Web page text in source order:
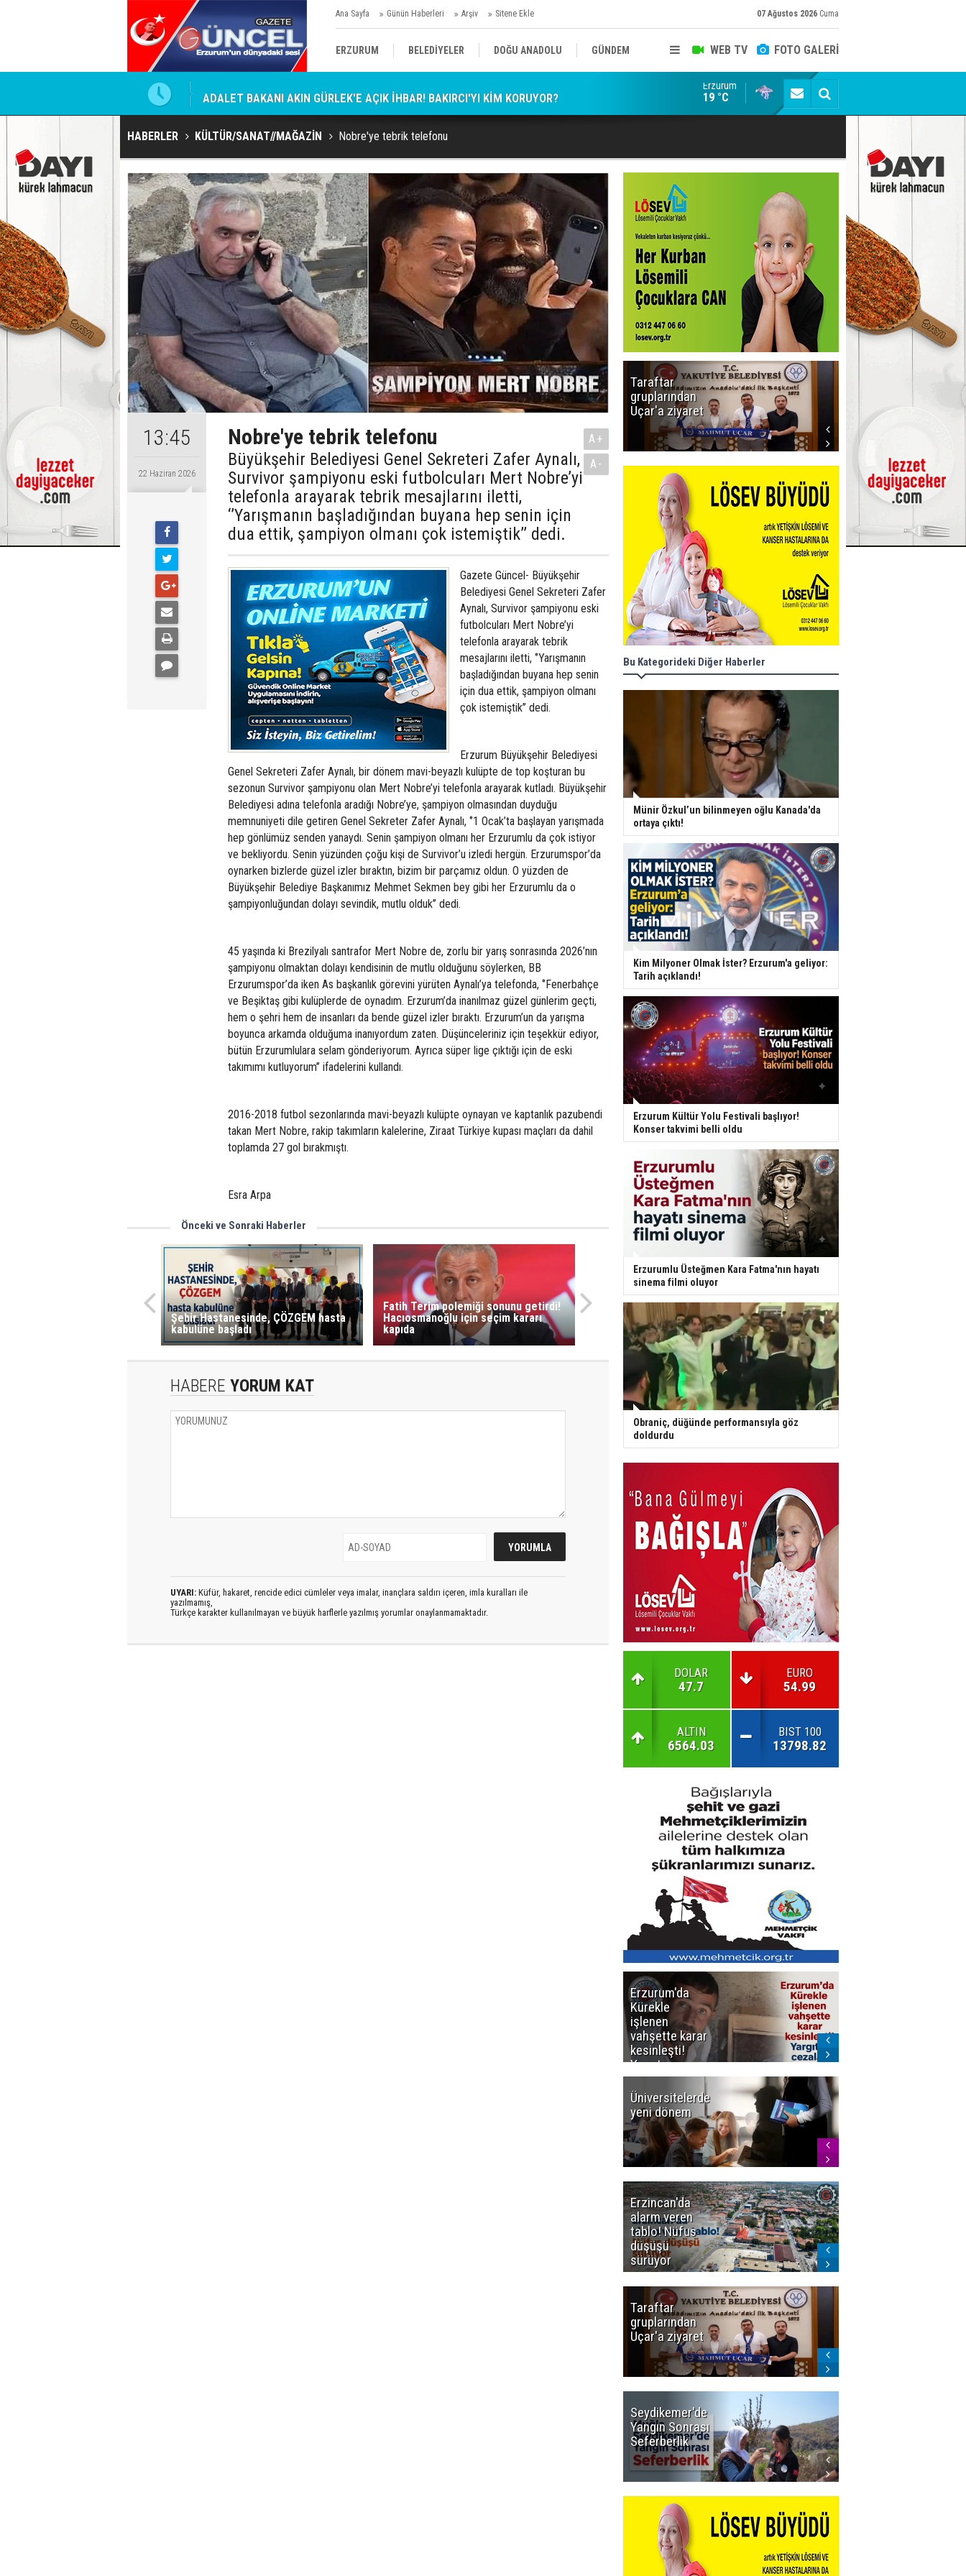
Ana Sayfa Günün Haberleri Arşiv Sitene Ekle 07 Ağustos 2026 Cuma
WEB TV FOTO GALERİ
ERZURUM BELEDİYELER DOĞU ANADOLU GÜNDEM
SİYASET AFAD/ SAVAŞ SPOR
KÜLTÜR/SANAT//MAĞAZİN
ADALET BAKANI AKIN GÜRLEK'E AÇIK İHBAR! BAKIRCI'YI KİM KORUYOR? Bala İkra'ya el uzatma zamanı: Sen de umut ol...
Erzurum
19 °C
HABERLER KÜLTÜR/SANAT//MAĞAZİN Nobre'ye tebrik telefonu
13:45
22 Haziran 2026
Nobre'ye tebrik telefonu
Büyükşehir Belediyesi Genel Sekreteri Zafer Aynalı,
Survivor şampiyonu eski futbolcuları Mert Nobre’yi
telefonla arayarak tebrik mesajlarını iletti,
‘’Yarışmanın başladığından buyana hep senin için
dua ettik, şampiyon olmanı çok istemiştik’’ dedi.
A+
A-
Gazete Güncel- Büyükşehir
Belediyesi Genel Sekreteri Zafer
Aynalı, Survivor şampiyonu eski
futbolcuları Mert Nobre’yi
telefonla arayarak tebrik
mesajlarını iletti, ‘’Yarışmanın
başladığından buyana hep senin
için dua ettik, şampiyon olmanı
çok istemiştik’’ dedi.
Erzurum Büyükşehir Belediyesi
Genel Sekreteri Zafer Aynalı, bir dönem mavi-beyazlı kulüpte de top koşturan bu
sezonun Survivor şampiyonu olan Mert Nobre’yi telefonla arayarak kutladı. Büyükşehir
Belediyesi adına telefonla aradığı Nobre’ye, şampiyon olmasından duyduğu
memnuniyeti dile getiren Genel Sekreter Zafer Aynalı, ‘’1 Ocak’ta başlayan yarışmada
hep gönlümüz senden yanaydı. Senin şampiyon olmanı her Erzurumlu da çok istiyor
ve bekliyordu. Senin yüzünden çoğu kişi de Survivor’u izledi hergün. Erzurumspor’da
oynarken bizlerde güzel izler bıraktın, bizim bir parçamız oldun. O yüzden de
Büyükşehir Belediye Başkanımız Mehmet Sekmen bey gibi her Erzurumlu da o
şampiyonluğundan dolayı sevindik, mutlu olduk’’ dedi.
45 yaşında ki Brezilyalı santrafor Mert Nobre de, zorlu bir yarış sonrasında 2026’nın
şampiyonu olmaktan dolayı kendisinin de mutlu olduğunu söylerken, BB
Erzurumspor’da iken As başkanlık görevini yürüten Aynalı’ya telefonda, ‘’Fenerbahçe
ve Beşiktaş gibi kulüplerde de oynadım. Erzurum’da inanılmaz güzel günlerim geçti,
hem o şehri hem de insanları da bende güzel izler bıraktı. Erzurum’un da yarışma
boyunca arkamda olduğuma inanıyordum zaten. Düşünceleriniz için teşekkür ediyor,
bütün Erzurumlulara selam gönderiyorum. Ayrıca süper lige çıktığı için de eski
takımımı kutluyorum’’ ifadelerini kullandı.
2016-2018 futbol sezonlarında mavi-beyazlı kulüpte oynayan ve kaptanlık pazubendi
takan Mert Nobre, rakip takımların kalelerine, Ziraat Türkiye kupası maçları da dahil
toplamda 27 gol bırakmıştı.
Esra Arpa
Önceki ve Sonraki Haberler
Şehir Hastanesinde, ÇÖZGEM hasta
kabulüne başladı
Fatih Terim polemiği sonunu getirdi!
Hacıosmanoğlu için seçim kararı
kapıda
HABERE YORUM KAT
UYARI: Küfür, hakaret, rencide edici cümleler veya imalar, inançlara saldırı içeren, imla kuralları ile
yazılmamış,
Türkçe karakter kullanılmayan ve büyük harflerle yazılmış yorumlar onaylanmamaktadır.
Taraftar
gruplarından
Uçar'a ziyaret
başlıyor! İlk
düdük Bolu'da
çalacak
Bu Kategorideki Diğer Haberler
Münir Özkul’un bilinmeyen oğlu Kanada'da
ortaya çıktı!
Kim Milyoner Olmak İster? Erzurum'a geliyor:
Tarih açıklandı!
Erzurum Kültür Yolu Festivali başlıyor!
Konser takvimi belli oldu
Erzurumlu Üsteğmen Kara Fatma'nın hayatı
sinema filmi oluyor
Obraniç, düğünde performansıyla göz
doldurdu
DOLAR
47.7
EURO
54.99
ALTIN
6564.03
BIST 100
13798.82
Erzurum'da
Kürekle
işlenen
vahşette karar
kesinleşti!
Yargıtay
cezaları onadı
Üniversitelerde
yeni dönem
Erzincan'da
alarm veren
tablo! Nüfus
düşüşü
sürüyor
Taraftar
gruplarından
Uçar'a ziyaret
Seydikemer'de
Yangın Sonrası
Seferberlik